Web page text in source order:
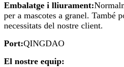
Embalatge i lliurament:
per a mascotes a granel. També
necessitats del nostre client.
Port:QINGDAO
El nostre equip: